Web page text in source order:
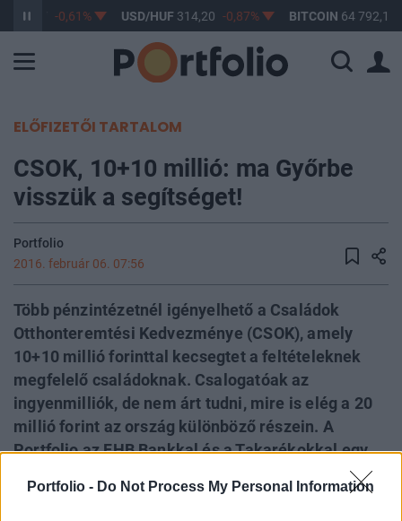
Portfolio - Do Not Process My Personal Information
363,17 -0,61% USD/HUF 314,20 -0,87% BITCOIN 64 792,18
ELŐFIZETŐI TARTALOM
CSOK, 10+10 millió: ma Győrbe
visszük a segítséget!
Portfolio
2016. február 06. 07:56
Több pénzintézetnél igényelhető a Családok
Otthonteremtési Kedvezménye (CSOK), amely
10+10 millió forinttal kecsegtet a feltételeknek
megfelelő családoknak. Csalogatóak az
ingyenmilliók, de nem árt tudni, mire is elég a 20
millió forint az ország különböző részein. A
Portfolio az FHB Bankkal és a Takarékokkal egy
roadshow keretében meglátogatja Magyarország
vidéki gazdasági centrumait, megyeszékhelyeit,